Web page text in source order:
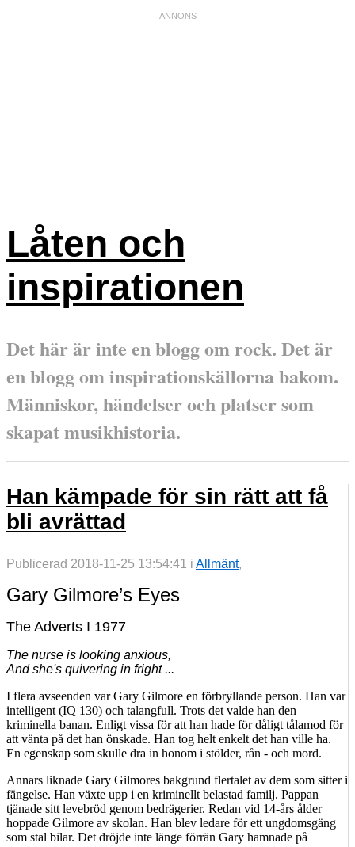
Låten och
inspirationen
Det här är inte en blogg om rock. Det är
en blogg om inspirationskällorna bakom.
Människor, händelser och platser som
skapat musikhistoria.
Han kämpade för sin rätt att få
bli avrättad
Publicerad 2018-11-25 13:54:41 i Allmänt,
Gary Gilmore’s Eyes
The Adverts I 1977
The nurse is looking anxious,
And she's quivering in fright ...
I flera avseenden var Gary Gilmore en förbryllande person. Han var
intelligent (IQ 130) och talangfull. Trots det valde han den
kriminella banan. Enligt vissa för att han hade för dåligt tålamod för
att vänta på det han önskade. Han tog helt enkelt det han ville ha.
En egenskap som skulle dra in honom i stölder, rån - och mord.
Annars liknade Gary Gilmores bakgrund flertalet av dem som sitter i
fängelse. Han växte upp i en kriminellt belastad familj. Pappan
tjänade sitt levebröd genom bedrägerier. Redan vid 14-års ålder
hoppade Gilmore av skolan. Han blev ledare för ett ungdomsgäng
som stal bilar. Det dröjde inte länge förrän Gary hamnade på